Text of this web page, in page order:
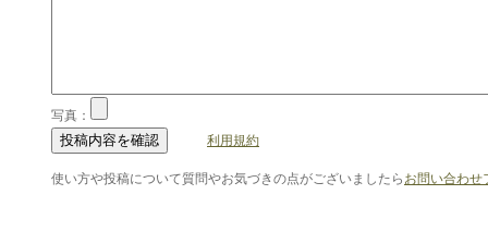
写真：
利用規約
使い方や投稿について質問やお気づきの点がございましたら お問い合わせ